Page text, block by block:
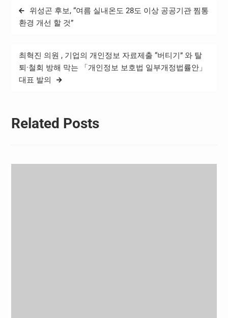
범람 예방사업 7 억원 등이
원이다 양평누리체육공원
파크골프장 확장 조성 및 보
파크골프장을 확장하고, 파
크골프장 인근 보행로를 개
선하는 사업이다. 파크골프
장 이용자들의 편의를…
글
탐
위성곤 후보, “여름 실내온도 28도 이상 공공기관 찜통
환경 개선 할 것”
최혁진 의원 , 기업의 개인정보 자료제출 “버티기” 와 탈
퇴·철회 방해 막는 「개인정보 보호법 일부개정법률안」
대표 발의
Related Posts